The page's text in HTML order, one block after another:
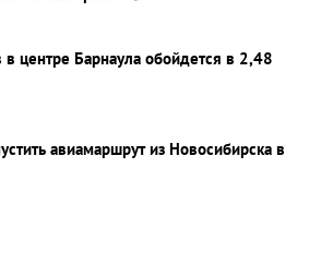
центре Барнаула обойдется в 2,48
авиамаршрут из Новосибирска в